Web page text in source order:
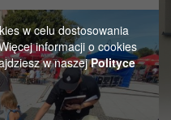
w celu dostosowania
informacji o cookies
w naszejPolityce